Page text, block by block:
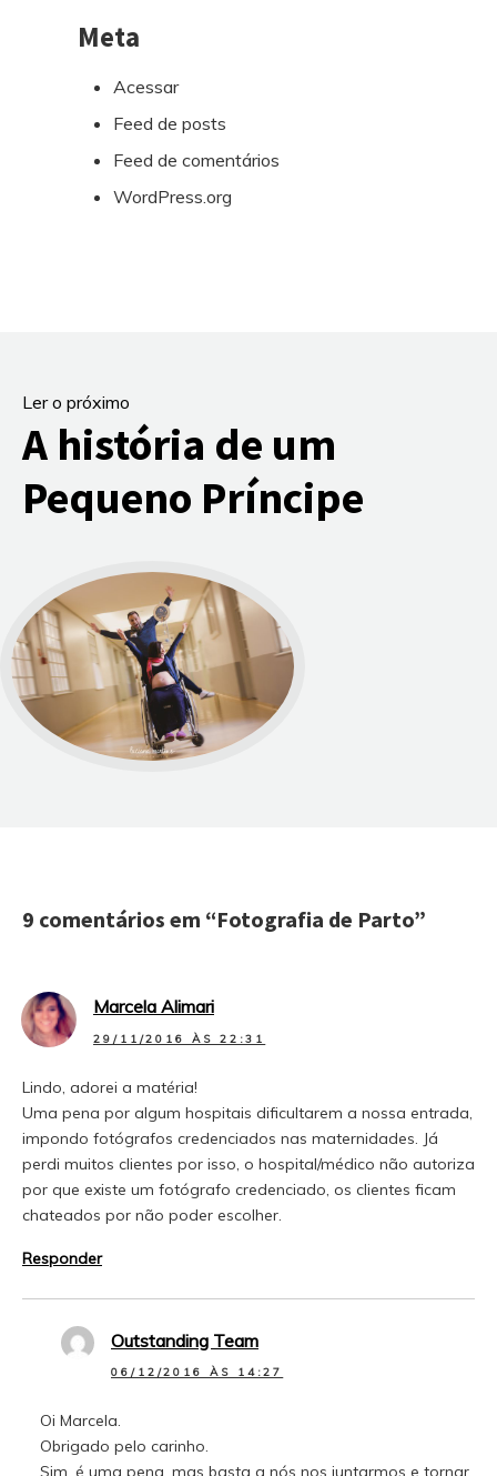
Meta
Acessar
Feed de posts
Feed de comentários
WordPress.org
Ler o próximo
A história de um
Pequeno Príncipe
9 comentários em “Fotografia de Parto”
Marcela Alimari
29/11/2016 ÀS 22:31
Lindo, adorei a matéria!
Uma pena por algum hospitais dificultarem a nossa entrada,
impondo fotógrafos credenciados nas maternidades. Já
perdi muitos clientes por isso, o hospital/médico não autoriza
por que existe um fotógrafo credenciado, os clientes ficam
chateados por não poder escolher.
Responder
Outstanding Team
06/12/2016 ÀS 14:27
Oi Marcela.
Obrigado pelo carinho.
Sim, é uma pena, mas basta a nós nos juntarmos e tornar